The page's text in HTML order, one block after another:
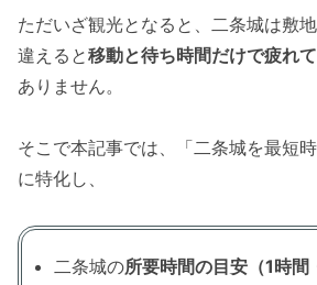
ただいざ観光となると、二条城は敷
違えると移動と待ち時間だけで疲れ
ありません。
そこで本記事では、「二条城を最短
に特化し、
二条城の所要時間の目安（1時